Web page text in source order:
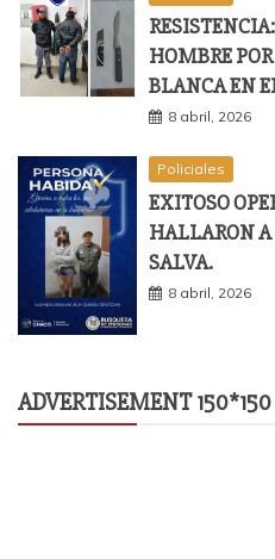
HOMBRE
BLANCA EN
8 abril, 2026
Policiales
EXITOSO
HALLARON A
SALVA.
8 abril, 2026
ADVERTISEMENT 150*150